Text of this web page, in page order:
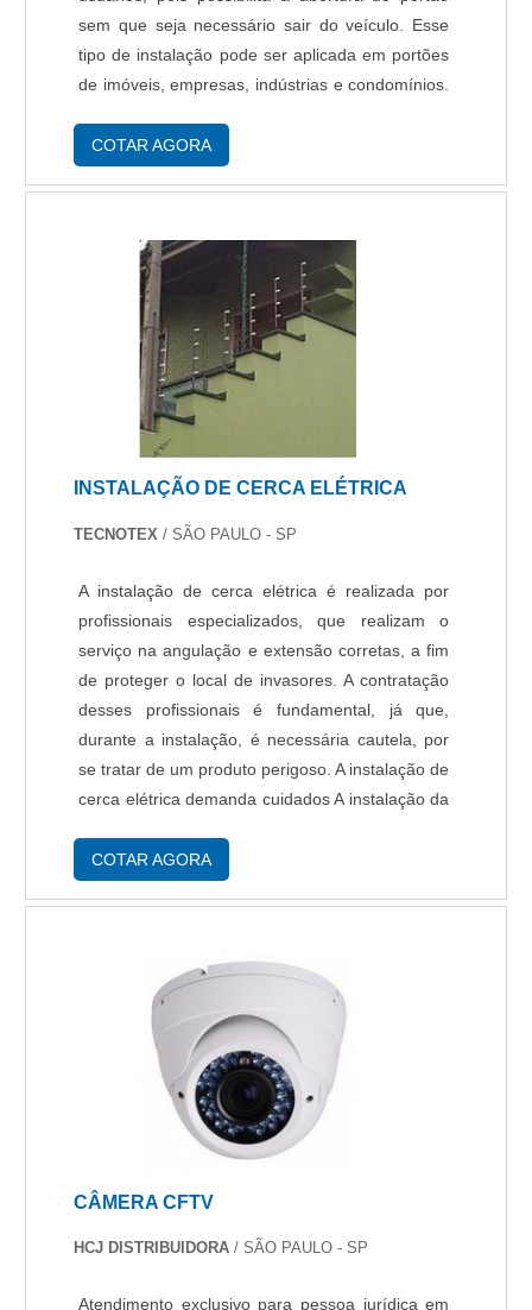
área de atuação. Abaixo os motivos pelos quais
a Protelt é líder quando buscar por
monitoramento 24 horas: Comprometida com os
Inovadora; Segura. QUALIDADES E PONTOS
FORTES DA EMPRESASomente na Protelt tem o
com tecnologia de ponta, como alarme digital e
acesso remoto.Tudo isso por ser comprometida
com os serviços e altamente qualificada,
padrões possíveis por contar com escritório de
alta qualidade onde são realizadas as atividades
e tecnologia de ponta. Esses fatores, somados a
uma equipe com especialistas na área de
qualificados, garantem o sucesso de cada cliente
de ponta a ponta.Aproveite a visita para acessar
nossos serviços e produtos. Se preferir, entre em
contato com um dos nossos consultores e
solicite um orçamento!.
sem que seja necessário sair do veículo. Esse
tipo de instalação pode ser aplicada em portões
de imóveis, empresas, indústrias e condomínios.
pivotante A automatização de portão pivot....
COTAR AGORA
INSTALAÇÃO DE CERCA ELÉTRICA
TECNOTEX / SÃO PAULO - SP
A instalação de cerca elétrica é realizada por
profissionais especializados, que realizam o
serviço na angulação e extensão corretas, a fim
de proteger o local de invasores. A contratação
desses profissionais é fundamental, já que,
durante a instalação, é necessária cautela, por
se tratar de um produto perigoso. A instalação de
cerca elétrica demanda cuidados A instalação da
capacitado, pois demanda cui....
COTAR AGORA
CÂMERA CFTV
HCJ DISTRIBUIDORA / SÃO PAULO - SP
Atendimento exclusivo para pessoa jurídica em